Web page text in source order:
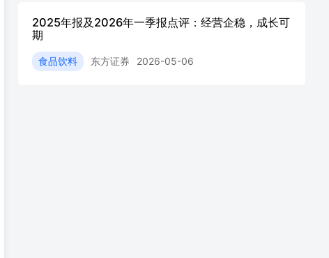
2025年报及2026年一季报点评：经营企稳，成长可
期
食品饮料 东方证券 2026-05-06